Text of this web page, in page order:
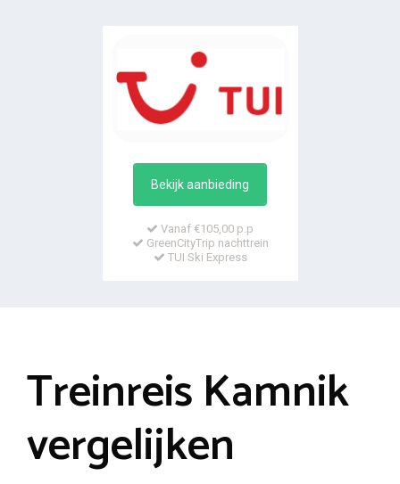
Bekijk aanbieding
Vanaf €105,00 p.p
GreenCityTrip nachttrein
TUI Ski Express
Treinreis Kamnik
vergelijken